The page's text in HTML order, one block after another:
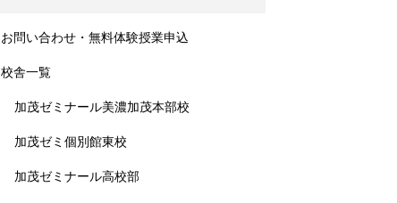
お問い合わせ・無料体験授業申込
校舎一覧
加茂ゼミナール美濃加茂本部校
加茂ゼミ個別館東校
加茂ゼミナール高校部